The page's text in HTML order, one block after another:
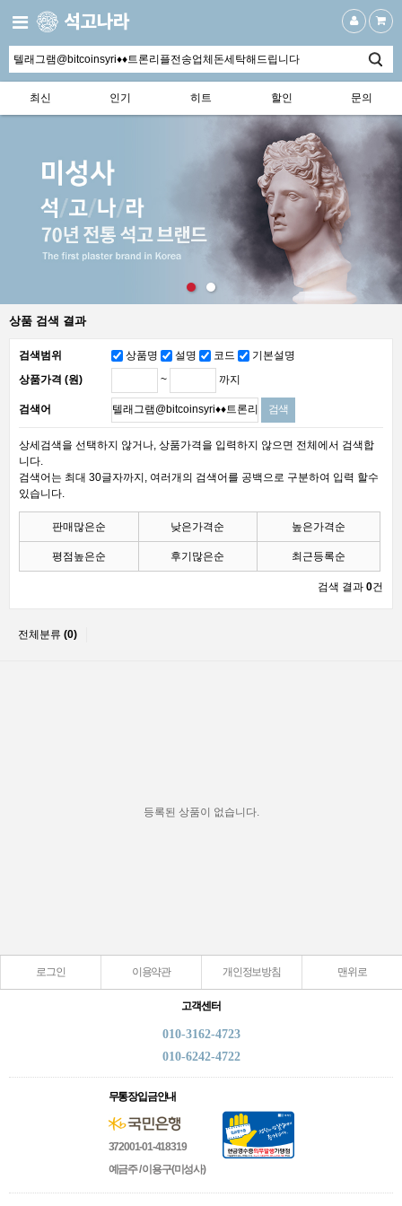
최신 인기 히트 할인 문의
상품 검색 결과
검색범위 상품명 설명 코드
기본설명
상품가격 (원)
~ 까지
검색어
상세검색을 선택하지 않거나, 상품가격을 입력하지 않으면 전체에서 검색합
니다.
검색어는 최대 30글자까지, 여러개의 검색어를 공백으로 구분하여 입력 할수
있습니다.
판매많은순 낮은가격순 높은가격순
평점높은순 후기많은순 최근등록순
검색 결과 0건
전체분류 (0)
등록된 상품이 없습니다.
로그인 이용약관 개인정보방침 맨위로
고객센터
010-3162-4723
010-6242-4722
무통장입금안내
372001-01-418319
예금주 / 이용구(미성사)